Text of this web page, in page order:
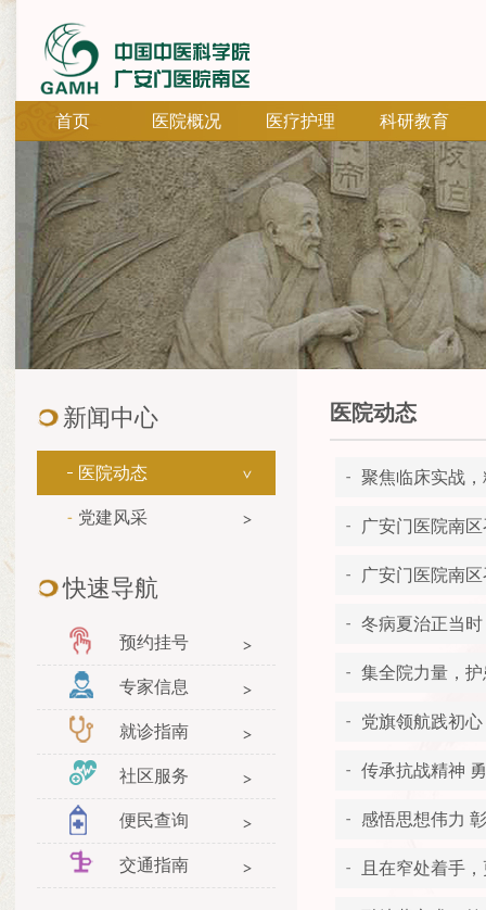
首页 医院概况 医疗护理 科研教育
新闻中心
医院动态
党建风采
快速导航
预约挂号
专家信息
就诊指南
社区服务
便民查询
交通指南
医院动态
聚焦临床实战
广安门医院南
广安门医院南
冬病夏治正当
集全院力量，
党旗领航践初
传承抗战精神
感悟思想伟力
且在窄处着手